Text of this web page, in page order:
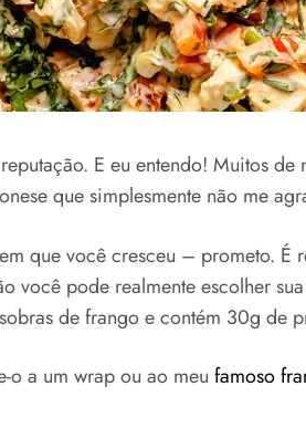
E eu entendo! Muitos
que simplesmente não me
que você cresceu – prometo.
você pode realmente escolher
de frango e contém 30g de
o a um wrap ou ao meu famoso